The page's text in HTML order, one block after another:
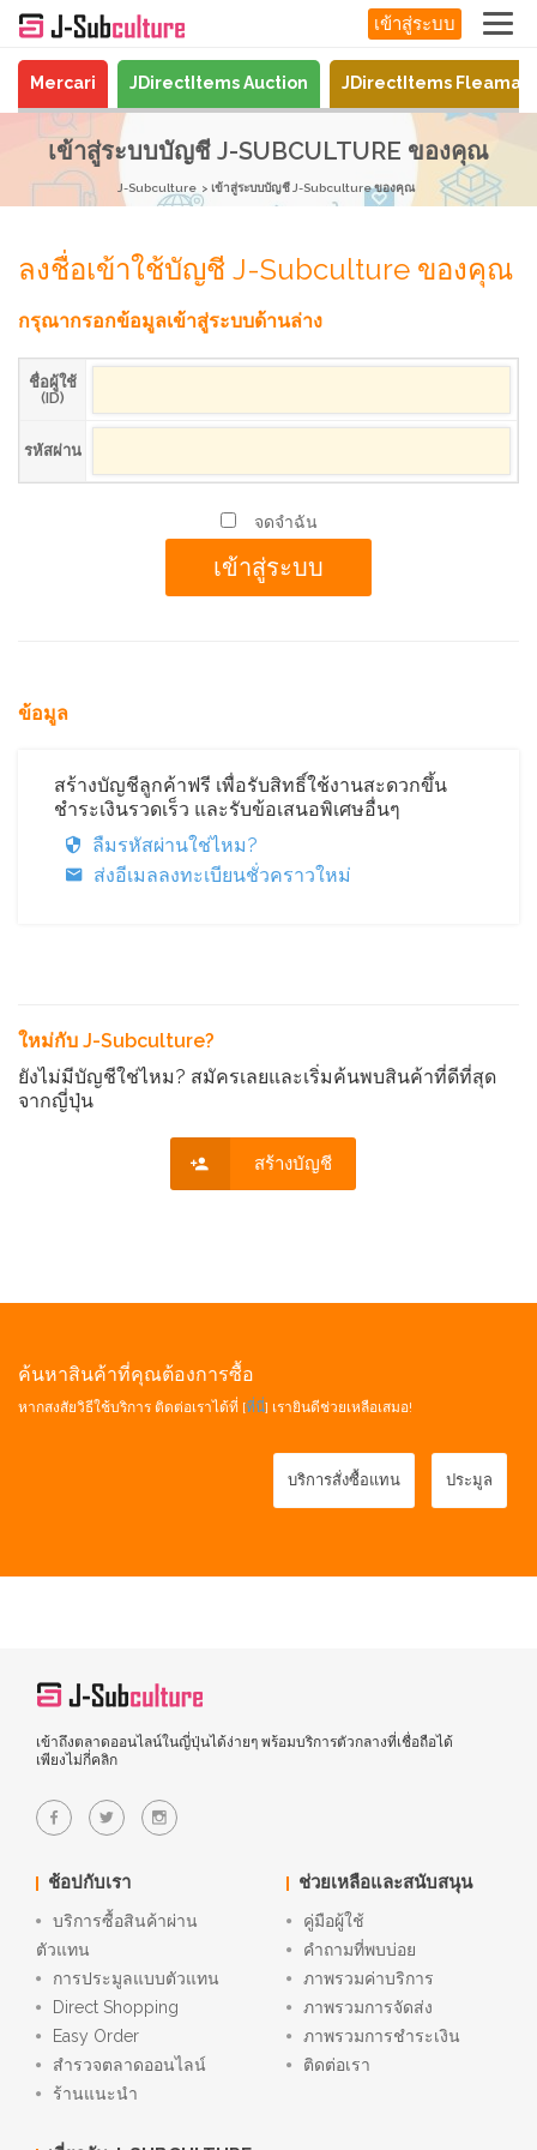
เข้าสู่ระบบ
Mercari JDirectItems Auction JDirectItems
เข้าสู่ระบบบัญชี J-SUBCULTURE ของคุณ
J-Subculture เข้าสู่ระบบบัญชี J-Subculture ของคุณ
ลงชื่อเข้าใช้บัญชี J-Subculture ของคุณ
กรุณากรอกข้อมูลเข้าสู่ระบบด้านล่าง
ชื่อผู้ใช้
(ID)
รหัสผ่าน
จดจำฉัน
ข้อมูล
สร้างบัญชีลูกค้าฟรี เพื่อรับสิทธิ์ใช้งานสะดวกขึ้น
ชำระเงินรวดเร็ว และรับข้อเสนอพิเศษอื่นๆ
ลืมรหัสผ่านใช่ไหม?
ส่งอีเมลลงทะเบียนชั่วคราวใหม่
ใหม่กับ J-Subculture?
ยังไม่มีบัญชีใช่ไหม? สมัครเลยและเริ่มค้นพบสินค้าที่ดีที่สุด
จากญี่ปุ่น
สร้างบัญชี
ค้นหาสินค้าที่คุณต้องการซื้อ
หากสงสัยวิธีใช้บริการ ติดต่อเราได้ที่ [ที่นี่] เรายินดีช่วยเหลือเสมอ!
บริการสั่งซื้อแทน ประมูล
เข้าถึงตลาดออนไลน์ในญี่ปุ่นได้ง่ายๆ พร้อมบริการตัวกลางที่เชื่อถือได้
เพียงไม่กี่คลิก
ช้อปกับเรา
บริการซื้อสินค้าผ่าน
ตัวแทน
การประมูลแบบตัวแทน
Direct Shopping
Easy Order
สำรวจตลาดออนไลน์
ร้านแนะนำ
ช่วยเหลือและสนับสนุน
คู่มือผู้ใช้
คำถามที่พบบ่อย
ภาพรวมค่าบริการ
ภาพรวมการจัดส่ง
ภาพรวมการชำระเงิน
ติดต่อเรา